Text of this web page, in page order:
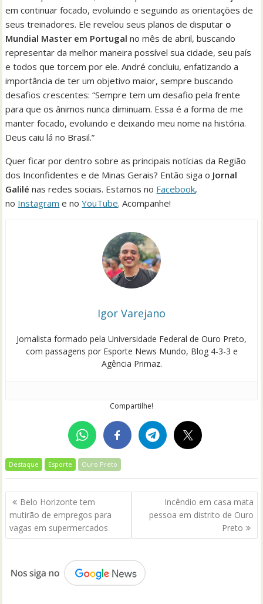
em continuar focado, evoluindo e seguindo as orientações de
seus treinadores. Ele revelou seus planos de disputar o
Mundial Master em Portugal no mês de abril, buscando
representar da melhor maneira possível sua cidade, seu país
e todos que torcem por ele. André concluiu, enfatizando a
importância de ter um objetivo maior, sempre buscando
desafios crescentes: “Sempre tem um desafio pela frente
para que os ânimos nunca diminuam. Essa é a forma de me
manter focado, evoluindo e deixando meu nome na história.
Deus caiu lá no Brasil.”
Quer ficar por dentro sobre as principais notícias da Região
dos Inconfidentes e de Minas Gerais? Então siga o Jornal
Galilé nas redes sociais. Estamos no Facebook,
no Instagram e noYouTube. Acompanhe!
Igor Varejano
Jornalista formado pela Universidade Federal de Ouro Preto,
com passagens por Esporte News Mundo, Blog 4-3-3 e
Agência Primaz.
Compartilhe!
Destaque Esporte Ouro Preto
Navegação
de
Post
Belo Horizonte tem
mutirão de empregos para
vagas em supermercados
Incêndio em casa mata
pessoa em distrito de Ouro
Preto